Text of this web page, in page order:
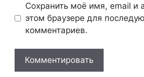
Сохранить моё имя, email и
этом браузере для
комментариев.